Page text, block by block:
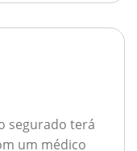
segurado terá
um médico